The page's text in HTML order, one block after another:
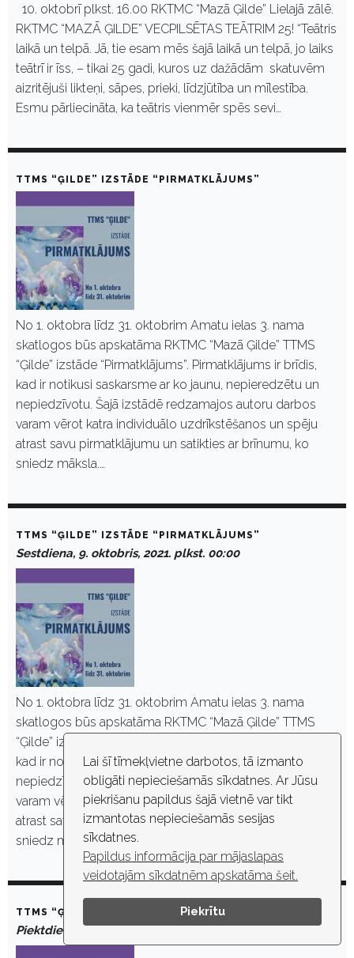
Lai šī tīmekļvietne darbotos, tā izmanto
obligāti nepieciešamās sīkdatnes. Ar Jūsu
piekrišanu papildus šajā vietnē var tikt
izmantotas nepieciešamās sesijas
sīkdatnes.
Papildus informācija par mājaslapas
veidotajām sīkdatnēm apskatāma šeit.
Piekrītu
10. oktobrī plkst. 16.00 RKTMC “Mazā Ģilde” Lielajā zālē.
RKTMC “MAZĀ ĢILDE” VECPILSĒTAS TEĀTRIM 25! “Teātris
laikā un telpā. Jā, tie esam mēs šajā laikā un telpā, jo laiks
teātrī ir īss, – tikai 25 gadi, kuros uz dažādām skatuvēm
aizritējuši likteņi, sāpes, prieki, līdzjūtība un mīlestība.
Esmu pārliecināta, ka teātris vienmēr spēs sevi…
TTMS “ĢILDE” IZSTĀDE “PIRMATKLĀJUMS”
No 1. oktobra līdz 31. oktobrim Amatu ielas 3. nama
skatlogos būs apskatāma RKTMC “Mazā Ģilde” TTMS
“Ģilde” izstāde “Pirmatklājums”. Pirmatklājums ir brīdis,
kad ir notikusi saskarsme ar ko jaunu, nepieredzētu un
nepiedzīvotu. Šajā izstādē redzamajos autoru darbos
varam vērot katra individuālo uzdrīkstēšanos un spēju
atrast savu pirmatklājumu un satikties ar brīnumu, ko
sniedz māksla.…
TTMS “ĢILDE” IZSTĀDE “PIRMATKLĀJUMS”
Sestdiena, 9. oktobris, 2021. plkst. 00:00
No 1. oktobra līdz 31. oktobrim Amatu ielas 3. nama
skatlogos būs apskatāma RKTMC “Mazā Ģilde” TTMS
“Ģilde” izstāde “Pirmatklājums”. Pirmatklājums ir brīdis,
kad ir notikusi saskarsme ar ko jaunu, nepieredzētu un
nepiedzīvotu. Šajā izstādē redzamajos autoru darbos
varam vērot katra individuālo uzdrīkstēšanos un spēju
atrast savu pirmatklājumu un satikties ar brīnumu, ko
sniedz māksla.…
TTMS “ĢILDE” IZSTĀDE “PIRMATKLĀJUMS”
Piektdiena, 8. oktobris, 2021. plkst. 00:00